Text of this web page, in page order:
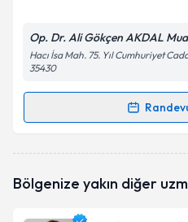
Op. Dr. Ali Gökçen AKDAL
Hacı İsa Mah. 75. Yıl Cumhuriyet
35430
Randevu Takvimi
oluşturun. Size bu
Bölgenize yakın diğer